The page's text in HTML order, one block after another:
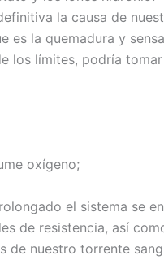
la causa de
es la quemadura y
los límites, podría
oxígeno;
el sistema se
de resistencia, así
de nuestro torrente